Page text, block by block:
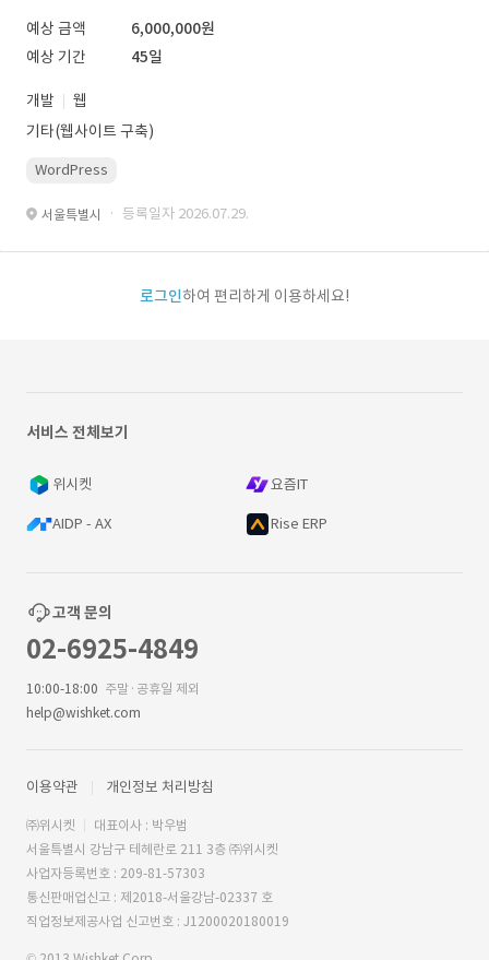
예상 금액
6,000,000원
예상 기간
45일
개발
웹
기타(웹사이트 구축)
WordPress
서울특별시 · 등록일자 2026.07.29.
로그인하여 편리하게 이용하세요!
서비스 전체보기
위시켓 요즘IT
AIDP - AX Rise ERP
고객 문의
02-6925-4849
10:00-18:00 주말·공휴일 제외
help@wishket.com
이용약관 개인정보 처리방침
㈜위시켓
대표이사 : 박우범
서울특별시 강남구 테헤란로 211 3층 ㈜위시켓
사업자등록번호 : 209-81-57303
통신판매업신고 : 제2018-서울강남-02337 호
직업정보제공사업 신고번호 : J1200020180019